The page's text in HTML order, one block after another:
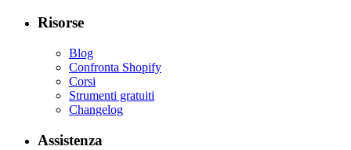
Risorse
Blog
Confronta Shopify
Corsi
Strumenti gratuiti
Changelog
Assistenza